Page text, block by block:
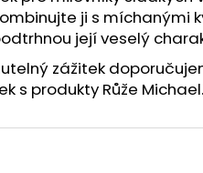
ji s míchanými
její veselý
zážitek
s produkty Růže